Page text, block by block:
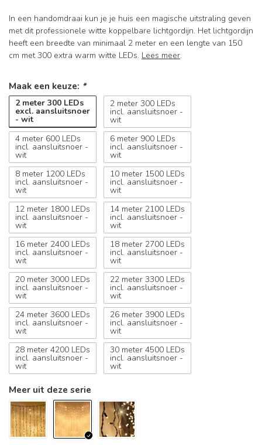
In een handomdraai kun je je huis een magische uitstraling geven
met dit professionele witte koppelbare lichtgordijn. Het lichtgordijn
heeft een breedte van minimaal 2 meter en een lengte van 150
cm met 300 extra warm witte LEDs. Lees meer.
Maak een keuze: *
2 meter 300 LEDs
excl. aansluitsnoer
- wit
2 meter 300 LEDs
incl. aansluitsnoer -
wit
4 meter 600 LEDs
incl. aansluitsnoer -
wit
6 meter 900 LEDs
incl. aansluitsnoer -
wit
8 meter 1200 LEDs
incl. aansluitsnoer -
wit
10 meter 1500 LEDs
incl. aansluitsnoer -
wit
12 meter 1800 LEDs
incl. aansluitsnoer -
wit
14 meter 2100 LEDs
incl. aansluitsnoer -
wit
16 meter 2400 LEDs
incl. aansluitsnoer -
wit
18 meter 2700 LEDs
incl. aansluitsnoer -
wit
20 meter 3000 LEDs
incl. aansluitsnoer -
wit
22 meter 3300 LEDs
incl. aansluitsnoer -
wit
24 meter 3600 LEDs
incl. aansluitsnoer -
wit
26 meter 3900 LEDs
incl. aansluitsnoer -
wit
28 meter 4200 LEDs
incl. aansluitsnoer -
wit
30 meter 4500 LEDs
incl. aansluitsnoer -
wit
Meer uit deze serie